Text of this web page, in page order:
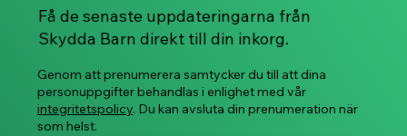
Svenskspråkiga Stop, Slow & Go™ -
distansworkshoppar som främjar barnens
känslo- och säkerhetsfärdigheter börjar i
januari 2026!
Få de senaste uppdateringarna från
Skydda Barn direkt till din inkorg.
Genom att prenumerera samtycker du till att dina
personuppgifter behandlas i enlighet med vår
integritetspolicy. Du kan avsluta din prenumeration när
som helst.